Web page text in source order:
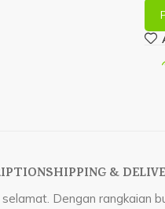
SHIPPING &
Dengan rangkaian